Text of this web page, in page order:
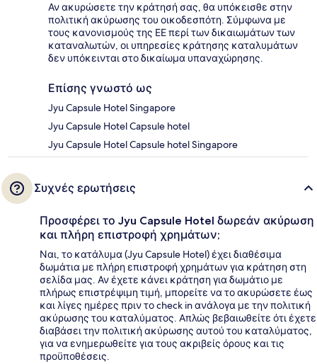
Αν ακυρώσετε την κράτησή σας, θα υπόκεισθε στην
πολιτική ακύρωσης του οικοδεσπότη. Σύμφωνα με
τους κανονισμούς της ΕΕ περί των δικαιωμάτων των
καταναλωτών, οι υπηρεσίες κράτησης καταλυμάτων
δεν υπόκεινται στο δικαίωμα υπαναχώρησης.
Επίσης γνωστό ως
Jyu Capsule Hotel Singapore
Jyu Capsule Hotel Capsule hotel
Jyu Capsule Hotel Capsule hotel Singapore
Συχνές ερωτήσεις
Προσφέρει το Jyu Capsule Hotel δωρεάν ακύρωση
και πλήρη επιστροφή χρημάτων;
Ναι, το κατάλυμα (Jyu Capsule Hotel) έχει διαθέσιμα
δωμάτια με πλήρη επιστροφή χρημάτων για κράτηση στη
σελίδα μας. Αν έχετε κάνει κράτηση για δωμάτιο με
πλήρως επιστρέψιμη τιμή, μπορείτε να το ακυρώσετε έως
και λίγες ημέρες πριν το check in ανάλογα με την πολιτική
ακύρωσης του καταλύματος. Απλώς βεβαιωθείτε ότι έχετε
διαβάσει την πολιτική ακύρωσης αυτού του καταλύματος,
για να ενημερωθείτε για τους ακριβείς όρους και τις
προϋποθέσεις.